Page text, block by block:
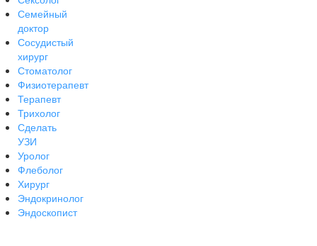
Семейный
доктор
Сосудистый
хирург
Стоматолог
Физиотерапевт
Терапевт
Трихолог
Сделать
УЗИ
Уролог
Флеболог
Хирург
Эндокринолог
Эндоскопист